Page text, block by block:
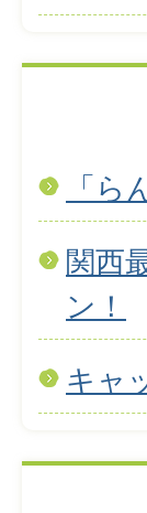
「
関西
ン！
キャ